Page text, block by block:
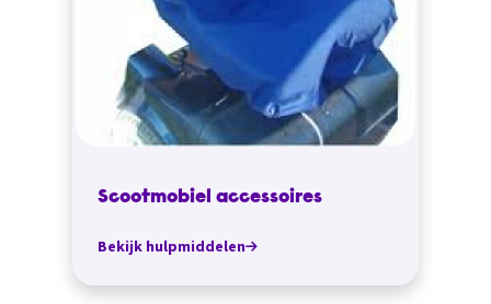
Scootmobiel accessoires
Bekijk hulpmiddelen